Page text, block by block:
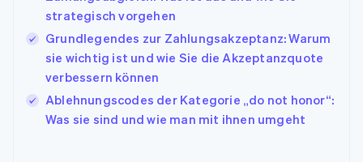
strategisch vorgehen
Grundlegendes zur Zahlungsakzeptanz: Warum
sie wichtig ist und wie Sie die Akzeptanzquote
verbessern können
Ablehnungscodes der Kategorie „do not honor“:
Was sie sind und wie man mit ihnen umgeht
Kanada
EnglishFrançais
Kroatien
EnglishItaliano
Lettland
Liechtenstein
DeutschEnglish